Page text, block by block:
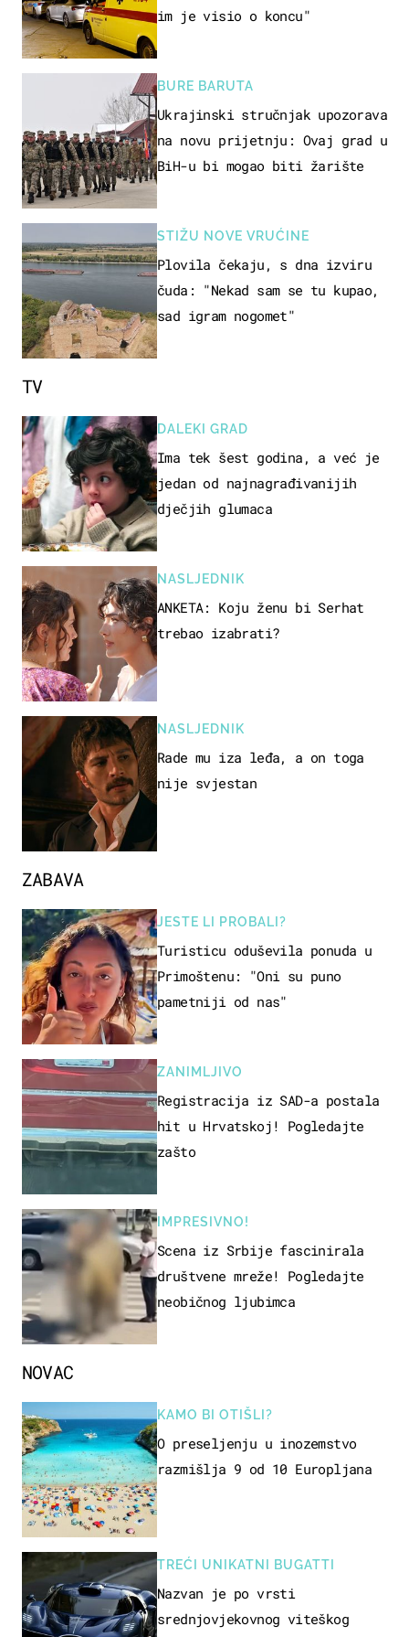
im je visio o koncu"
BURE BARUTA
Ukrajinski stručnjak upozorava
na novu prijetnju: Ovaj grad u
BiH-u bi mogao biti žarište
STIŽU NOVE VRUĆINE
Plovila čekaju, s dna izviru
čuda: "Nekad sam se tu kupao,
sad igram nogomet"
ZABAVA
JESTE LI PROBALI?
Turisticu oduševila ponuda u
Primoštenu: "Oni su puno
pametniji od nas"
ZANIMLJIVO
Registracija iz SAD-a postala
hit u Hrvatskoj! Pogledajte
zašto
IMPRESIVNO!
Scena iz Srbije fascinirala
društvene mreže! Pogledajte
neobičnog ljubimca
TV
DALEKI GRAD
Ima tek šest godina, a već je
jedan od najnagrađivanijih
dječjih glumaca
NASLJEDNIK
ANKETA: Koju ženu bi Serhat
trebao izabrati?
NASLJEDNIK
Rade mu iza leđa, a on toga
nije svjestan
NOVAC
KAMO BI OTIŠLI?
O preseljenju u inozemstvo
razmišlja 9 od 10 Europljana
TREĆI UNIKATNI BUGATTI
Nazvan je po vrsti
srednjovjekovnog viteškog